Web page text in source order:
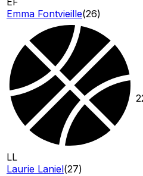
Emma Fontvieille(26)
LL
Laurie Laniel(27)